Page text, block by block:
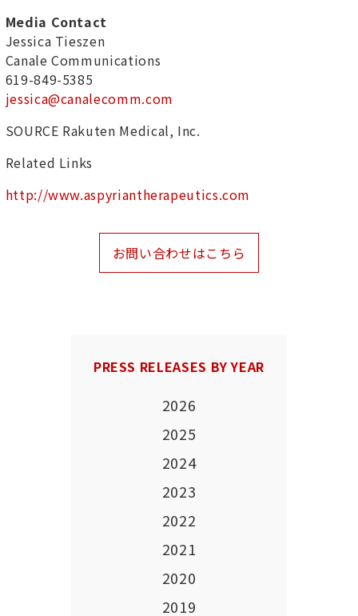
Media Contact
Jessica Tieszen
Canale Communications
619-849-5385
jessica@canalecomm.com
SOURCE Rakuten Medical, Inc.
Related Links
http://www.aspyriantherapeutics.com
お問い合わせはこちら
PRESS RELEASES BY YEAR
2026
2025
2024
2023
2022
2021
2020
2019